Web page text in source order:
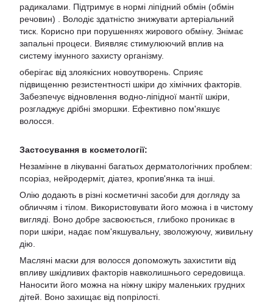
радикалами. Підтримує в нормі ліпідний обмін (обмін
речовин) . Володіє здатністю знижувати артеріальний
тиск. Корисно при порушеннях жирового обміну. Знімає
запальні процеси. Виявляє стимулюючий вплив на
систему імунного захисту організму.
оберігає від злоякісних новоутворень. Сприяє
підвищенню резистентності шкіри до хімічних факторів.
Забезпечує відновлення водно-ліпідної мантії шкіри,
розгладжує дрібні зморшки. Ефективно пом'якшує
волосся.
Застосування в косметології:
Незамінне в лікуванні багатьох дерматологічних проблем:
псоріаз, нейродерміт, діатез, кропив'янка та інші.
Олію додають в різні косметичні засоби для догляду за
обличчям і тілом. Використовувати його можна і в чистому
вигляді. Воно добре засвоюється, глибоко проникає в
пори шкіри, надає пом'якшувальну, зволожуючу, живильну
дію.
Масляні маски для волосся допоможуть захистити від
впливу шкідливих факторів навколишнього середовища.
Наносити його можна на ніжну шкіру маленьких грудних
дітей. Воно захищає від попрілості.